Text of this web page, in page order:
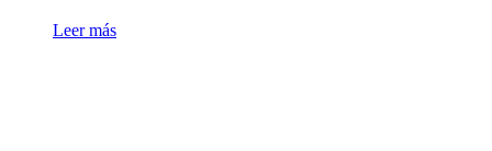
Leer más